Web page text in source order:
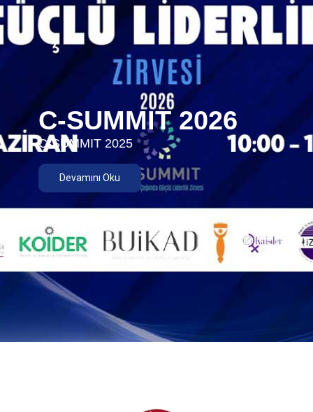
C-SUMMIT 2026
C-SUMMIT 2025
Devamını Oku